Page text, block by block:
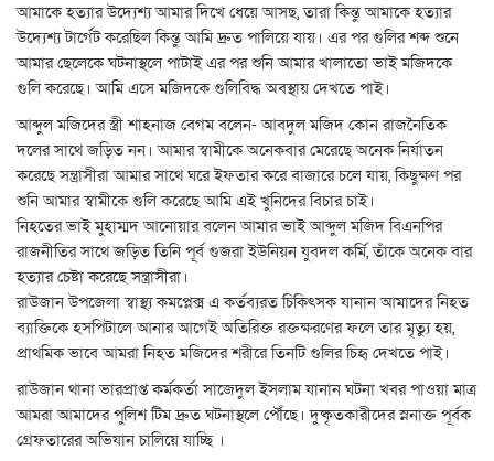
আমাকে হত্যার উদ্যেশ্য আমার দিখে ধেয়ে আসছ, তারা কিন্তু আমাকে হত্যার
উদ্যেশ্য টার্গেট করেছিল কিন্তু আমি দ্রুত পালিয়ে যায়। এর পর গুলির শব্দ শুনে
আমার ছেলেকে ঘটনাস্থলে পাটাই এর পর শুনি আমার খালাতো ভাই মজিদকে
গুলি করেছে। আমি এসে মজিদকে গুলিবিদ্ধ অবস্থায় দেখতে পাই।
আব্দুল মজিদের স্ত্রী শাহনাজ বেগম বলেন- আবদুল মজিদ কোন রাজনৈতিক
দলের সাথে জড়িত নন। আমার স্বামীকে অনেকবার মেরেছে অনেক নির্যাতন
করেছে সন্ত্রাসীরা আমার সাথে ঘরে ইফতার করে বাজারে চলে যায়, কিছুক্ষণ পর
শুনি আমার স্বামীকে গুলি করেছে আমি এই খুনিদের বিচার চাই।
নিহতের ভাই মুহাম্মদ আনোয়ার বলেন আমার ভাই আব্দুল মজিদ বিএনপির
রাজনীতির সাথে জড়িত তিনি পূর্ব গুজরা ইউনিয়ন যুবদল কর্মি, তাঁকে অনেক বার
হত্যার চেষ্টা করেছে সন্ত্রাসীরা।
রাউজান উপজেলা স্বাস্থ্য কমপ্লেক্স এ কর্তব্যরত চিকিৎসক যানান আমাদের নিহত
ব্যাক্তিকে হসপিটালে আনার আগেই অতিরিক্ত রক্তক্ষরণের ফলে তার মৃত্যু হয়,
প্রাথমিক ভাবে আমরা নিহত মজিদের শরীরে তিনটি গুলির চিহৃ দেখতে পাই।
রাউজান থানা ভারপ্রাপ্ত কর্মকর্তা সাজেদুল ইসলাম যানান ঘটনা খবর পাওয়া মাত্র
আমরা আমাদের পুলিশ টিম দ্রুত ঘটনাস্থলে পৌঁছে। দুষ্কৃতকারীদের স্ননাক্ত পূর্বক
গ্রেফতারের অভিযান চালিয়ে যাচ্ছি ।